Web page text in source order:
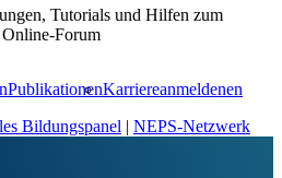
Tutorials und Hilfen zum
Forum
PublikationenKarriereanmeldenen
Bildungspanel | NEPS-Netzwerk